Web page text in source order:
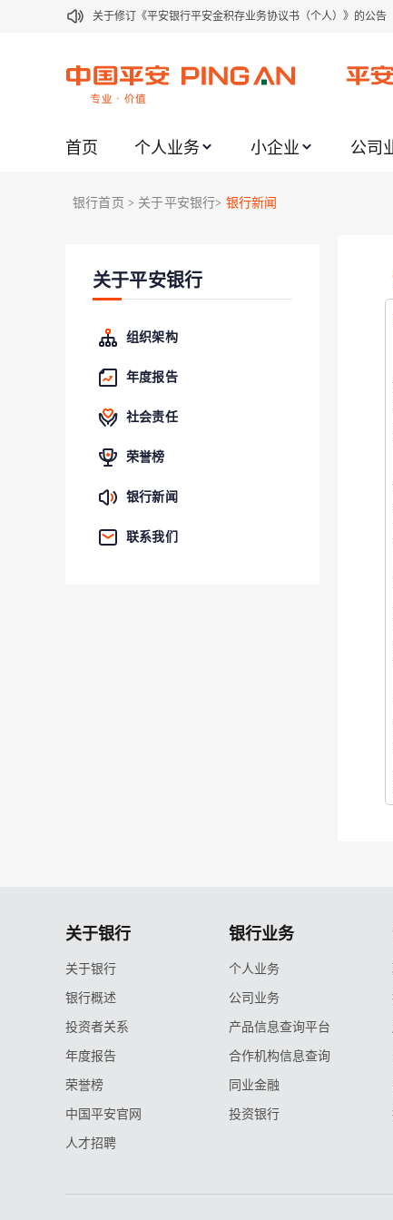
关于修订《平安银行平安金积存业务协议书（个人）》的公告
关于2021年劳动节期间代理贵金属业务风险提示的通知
关于加强代理贵金属业务风险防范的提示
关于进一步加强代理贵金属业务风险防范的提示
关于平安银行电子版信用卡更名为平安银行数字信用卡的公告
首页 个人业务 小企业 公司
银行首页 > 关于平安银行> 银行新闻
关于平安银行
组织架构
年度报告
社会责任
荣誉榜
银行新闻
联系我们
关于银行
关于银行
银行概述
投资者关系
年度报告
荣誉榜
中国平安官网
人才招聘
银行业务
个人业务
公司业务
产品信息查询平台
合作机构信息查询
同业金融
投资银行